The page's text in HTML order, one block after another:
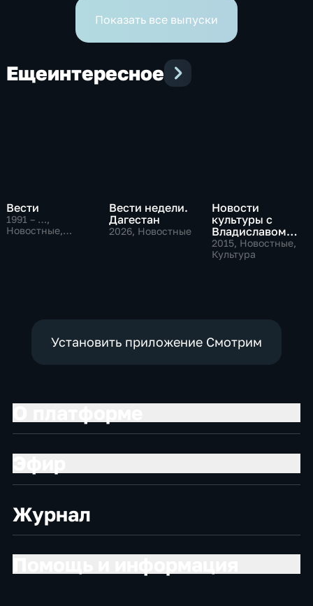
Показать все выпуски
Ещеинтересное
Вести
1991 – …,
Новостные,
Вести недели.
Дагестан
2026, Новостные
Новости
культуры с
Владиславом
Флярковским
2015, Новостные,
Культура
Установить приложение Смотрим
Журнал